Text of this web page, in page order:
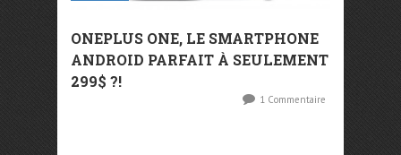
ONEPLUS ONE, LE SMARTPHONE
ANDROID PARFAIT À SEULEMENT
299$ ?!
1 Commentaire